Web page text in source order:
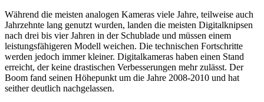
Während die meisten analogen Kameras viele Jahre, teilweise auch
Jahrzehnte lang genutzt wurden, landen die meisten Digitalknipsen
nach drei bis vier Jahren in der Schublade und müssen einem
leistungsfähigeren Modell weichen. Die technischen Fortschritte
werden jedoch immer kleiner. Digitalkameras haben einen Stand
erreicht, der keine drastischen Verbesserungen mehr zulässt. Der
Boom fand seinen Höhepunkt um die Jahre 2008-2010 und hat
seither deutlich nachgelassen.